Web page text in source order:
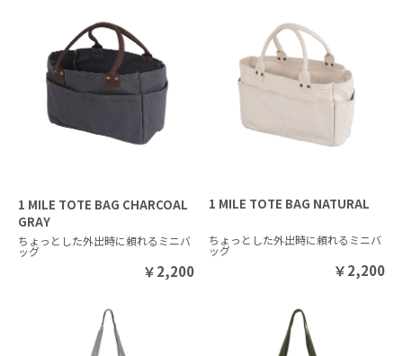
1 MILE TOTE BAG CHARCOAL
GRAY
ちょっとした外出時に頼れるミニバ
ッグ
￥2,200
1 MILE TOTE BAG NATURAL
ちょっとした外出時に頼れるミニバ
ッグ
￥2,200